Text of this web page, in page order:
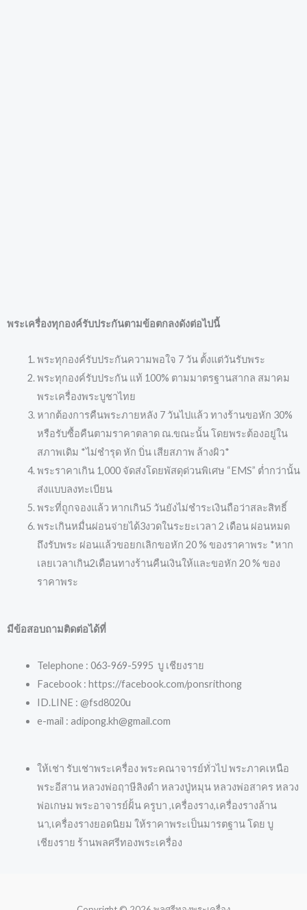
พระเครื่องทุกองค์รับประกันตามข้อตกลงดังต่อไปนี้
พระทุกองค์รับประกันความพอใจ 7 วัน ตั้งแต่วันรับพระ
พระทุกองค์รับประกัน แท้ 100% ตามมาตรฐานสากล สมาคม
พระเครื่องพระบูชาไทย
หากต้องการคืนพระภายหลัง 7 วันไปแล้ว ทางร้านขอหัก 30%
หรือรับซื้อคืนตามราคาตลาด ณ.ขณะนั้น โดยพระต้องอยู่ใน
สภาพเดิม *ไม่ชำรุด หัก บิ่น เสียสภาพ ล้างผิว*
พระราคาเกิน 1,000 จัดส่งโดยพัสดุด่วนพิเศษ “EMS” ต่ำกว่านั้น
ส่งแบบลงทะเบียน
พระที่ถูกจองแล้ว หากเกิน5 วันยังไม่ชำระเงินถือว่าสละสิทธิ์
พระเกินหมื่นผ่อนจ่ายได้3งวดในระยะเวลา 2 เดือน ผ่อนหมด
ถึงรับพระ ผ่อนแล้วขอยกเลิกขอหัก 20 % ของราคาพระ *หาก
เลยเวลาเกิน2เดือนทางร้านคืนเงินให้และขอหัก 20 % ของ
ราคาพระ
มีข้อสอบถามติดต่อได้ที่
Telephone : 063-969-5995 บู เชียงราย
Facebook : https://facebook.com/ponsrithong
ID.LINE : @fsd8020u
e-mail : adipong.kh@gmail.com
ให้เช่า รับเช่าพระเครื่อง พระคณาจารย์ทั่วไป พระภาคเหนือ
พระอีสาน หลวงพ่อฤาษีลิงดำ หลวงปู่หมุน หลวงพ่อสาคร หลวง
พ่อเกษม พระอาจารย์ฝั้น ครูบา ,เครื่องราง,เครื่องรางล้าน
นา,เครื่องรางยอดนิยม ให้ราคาพระเป็นมารตฐาน โดย บู
เชียงราย ร้านพลศรีทองพระเครื่อง